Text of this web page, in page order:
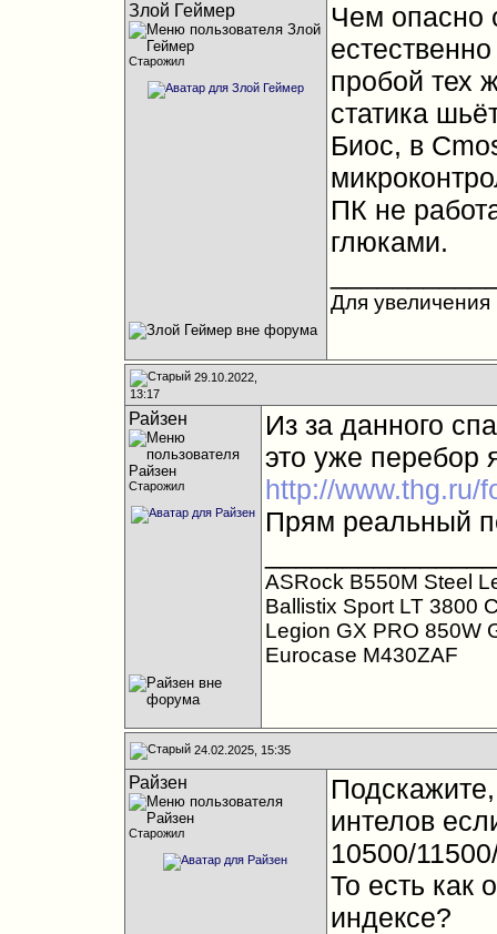
Злой Геймер
Старожил
Чем опасно
пробой тех
статика
Биос, в
ПК не
глюками.
Для
29.10.2022,
13:17
Райзен
Старожил
Из за данного
это уже перебор
http://www.thg.ru/
Прям реальный
ASRock B550M Steel
Ballistix Sport LT 3800
Legion GX PRO 850W
Eurocase M430ZАF
24.02.2025, 15:35
Райзен
Старожил
интелов
10500/
То есть как
индексе?